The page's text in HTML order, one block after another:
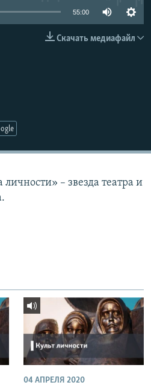
55:00
Скачать медиафайл
личности» – звезда театра и
04 АПРЕЛЯ 2020